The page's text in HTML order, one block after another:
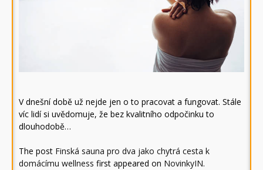
V dnešní době už nejde jen o to pracovat a fungovat. Stále
víc lidí si uvědomuje, že bez kvalitního odpočinku to
dlouhodobě…
The post Finská sauna pro dva jako chytrá cesta k
domácímu wellness first appeared on NovinkyIN.